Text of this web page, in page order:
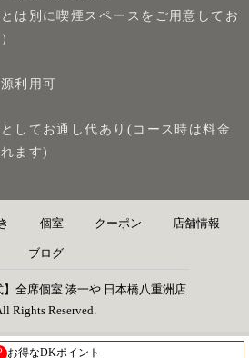
とは別に喫煙スペースをご用意してお
利用可
してお通し代あり(コース時は料金
ます)
個室 クーポン 店舗情報
ブログ
全席個室 湊一や 日本橋八重洲店.
Rights Reserved.
お得なDKポイント